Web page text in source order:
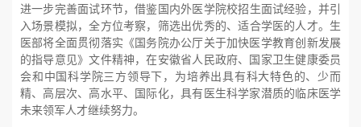
进一步完善面试环节，借鉴 国 内外医学院校招生面试经验，并引
入场景模拟 ，全方位考察，筛选出优秀的、适合学医的人才。生
医部将全面贯彻落实 《国务院办公厅关于加快医学教育创新发展
的指导意见》文件精神，在 安徽省人民政府、国家卫生健康委员
会和中国科学院三方领导下， 为培养出具有科大特色的、少而
精、高层次、高水平、国际化，具有医生科学家潜质的临床医学
未来领军人才继续努力。